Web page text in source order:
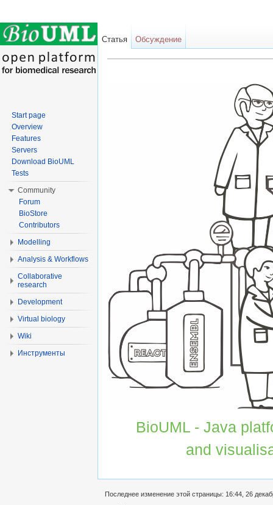
BioUML - Java
and
Статья Обсуждение
Start page
Overview
Features
Servers
Download BioUML
Tests
Community
Forum
BioStore
Contributors
Modelling
Analysis & Workflows
Collaborative
research
Development
Virtual biology
Wiki
Инструменты
Последнее изменение этой страницы: 16:44, 26